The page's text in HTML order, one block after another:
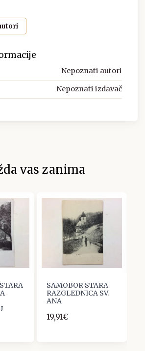
Nepoznati autori
Nepoznati izdavač
vas zanima
SAMOBOR STARA
RAZGLEDNICA SV.
ANA
19,91€